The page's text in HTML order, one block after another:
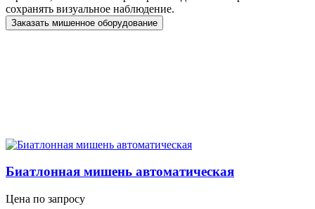
сохранять визуальное наблюдение.
Заказать мишенное оборудование
Биатлонная мишень автоматическая
Цена по запросу